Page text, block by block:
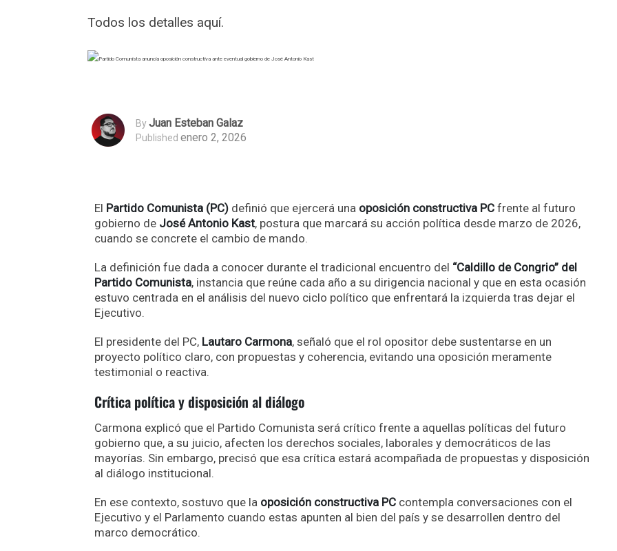
Todos los detalles aquí.
ByJuan Esteban Galaz
Published enero 2, 2026
El Partido Comunista (PC) definió que ejercerá una oposición constructiva PC frente al futuro
gobierno de José Antonio Kast, postura que marcará su acción política desde marzo de 2026,
cuando se concrete el cambio de mando.
La definición fue dada a conocer durante el tradicional encuentro del “Caldillo de Congrio” del
Partido Comunista, instancia que reúne cada año a su dirigencia nacional y que en esta ocasión
estuvo centrada en el análisis del nuevo ciclo político que enfrentará la izquierda tras dejar el
Ejecutivo.
El presidente del PC, Lautaro Carmona, señaló que el rol opositor debe sustentarse en un
proyecto político claro, con propuestas y coherencia, evitando una oposición meramente
testimonial o reactiva.
Crítica política y disposición al diálogo
Carmona explicó que el Partido Comunista será crítico frente a aquellas políticas del futuro
gobierno que, a su juicio, afecten los derechos sociales, laborales y democráticos de las
mayorías. Sin embargo, precisó que esa crítica estará acompañada de propuestas y disposición
al diálogo institucional.
En ese contexto, sostuvo que la oposición constructiva PC contempla conversaciones con el
Ejecutivo y el Parlamento cuando estas apunten al bien del país y se desarrollen dentro del
marco democrático.